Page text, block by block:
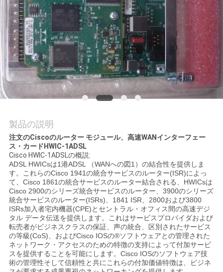
ー
品
質
管
連
絡
く
だ
さ
い
製品の説明
注文のCiscoのルーター モジュール、高速WANインターフェー
ス・カードHWIC-1ADSL
Cisco HWIC-1ADSLの概説:
ADSL HWICsは1港ADSL （WANへの図1）の結合性を提供しま
す。これらのCisco 1941の統合サービスのルーター(ISR)によっ
て、Cisco 1861の統合サービスのルーター結合される、HWICsは
Cisco 2900のシリーズ統合サービスのルーター、3900のシリーズ
統合サービスのルーター(ISRs)、1841 ISR、2800および3800
ISRs加入者宅内機器(CPE)とセントラル・オフィス間の高速デジ
タル データ伝送を提供します。これはサービスプロバイダおよび
転売者がビジネスクラスの保証、声の統合、区別されたサービス
の等級(CoS)、およびCisco IOSの®ソフトウェアとの管理された
ネットワーク・アクセスのための特徴の支持によって付加サービ
スを提供することを可能にします。Cisco IOSのソフトウェア技
術の管理性そして信頼性と共にこれらの付加価値特徴は、ビジネ